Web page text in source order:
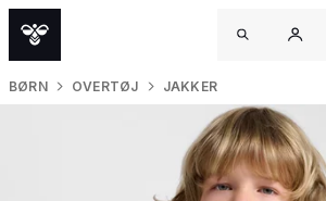
BØRN OVERTØJ JAKKER